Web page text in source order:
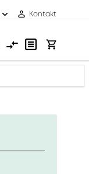
Kontakt